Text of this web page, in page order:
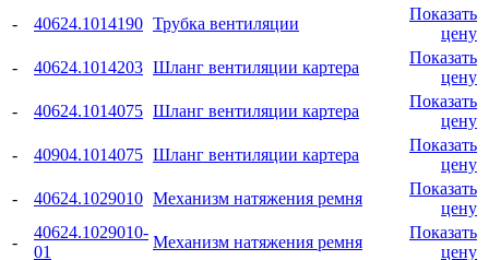
-
40624.1014190 Трубка вентиляции
Показать
цену
-
40624.1014203 Шланг вентиляции картера
Показать
цену
-
40624.1014075 Шланг вентиляции картера
Показать
цену
-
40904.1014075 Шланг вентиляции картера
Показать
цену
-
40624.1029010 Механизм натяжения ремня
Показать
цену
-
40624.1029010-
01
Механизм натяжения ремня
Показать
цену